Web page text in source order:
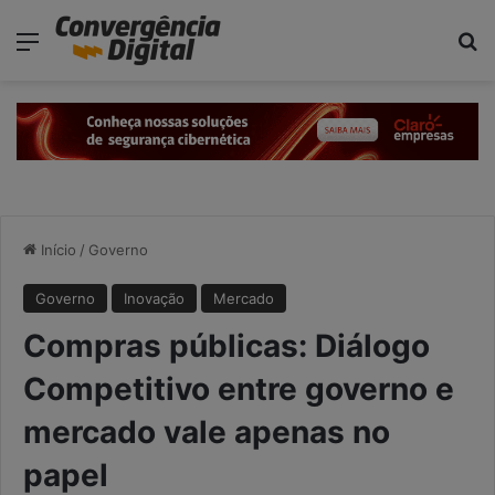
Menu
Início / Governo
Governo Inovação Mercado
Compras públicas: Diálogo
Competitivo entre governo e
mercado vale apenas no
papel